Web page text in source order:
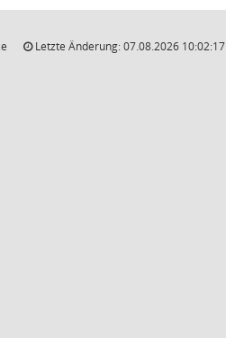
Letzte Änderung: 07.08.2026 10:02:17